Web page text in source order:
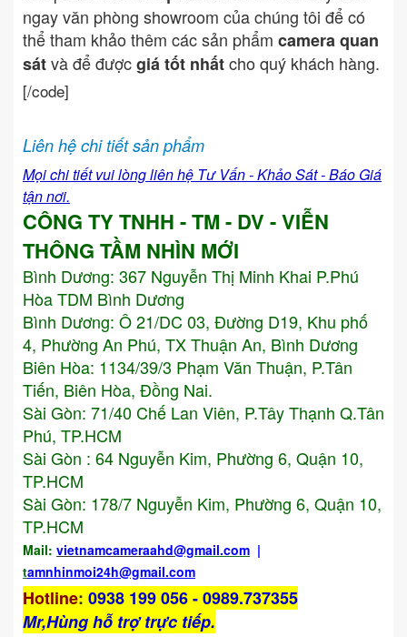
ngay văn phòng showroom của chúng tôi để có
thể tham khảo thêm các sản phẩm camera quan
sátvà để đượcgiá tốt nhấtcho quý khách hàng.
[/code]
Liên hệ chi tiết sản phẩm
Mọi chi tiết vui lòng liên hệ Tư Vấn - Khảo Sát - Báo Giá
tận nơi.
CÔNG TY TNHH - TM - DV - VIỄN
THÔNG TẦM NHÌN MỚI
Bình Dương: 367 Nguyễn Thị Minh Khai P.Phú
Hòa TDM Bình Dương
Bình Dương: Ô 21/DC 03, Đường D19, Khu phố
4, Phường An Phú, TX Thuận An, Bình Dương
Biên Hòa: 1134/39/3 Phạm Văn Thuận, P.Tân
Tiến, Biên Hòa, Đồng Nai.
Sài Gòn: 71/40 Chế Lan Viên, P.Tây Thạnh Q.Tân
Phú, TP.HCM
Sài Gòn : 64 Nguyễn Kim, Phường 6, Quận 10,
TP.HCM
Sài Gòn: 178/7 Nguyễn Kim, Phường 6, Quận 10,
TP.HCM
Mail: vietnamcameraahd@gmail.com |
tamnhinmoi24h@gmail.com
Hotline: 0938 199 056 - 0989.737355
Mr,Hùng hỗ trợ trực tiếp.